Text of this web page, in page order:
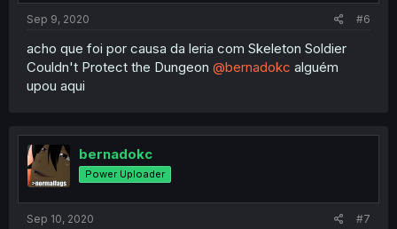
Sep 9, 2020 #6
acho que foi por causa da leria com Skeleton Soldier
Couldn't Protect the Dungeon @bernadokc alguém
upou aqui
bernadokc
Power Uploader
Sep 10, 2020 #7